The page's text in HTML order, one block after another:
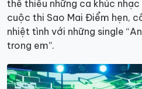
thể thiếu những ca khúc
cuộc thi Sao Mai Điểm hẹn,
nhiệt tình với những single
trong em”.